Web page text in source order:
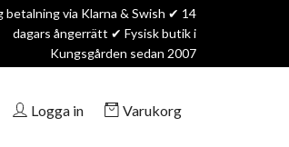
betalning via Klarna & Swish ✔ 14
dagars ångerrätt ✔ Fysisk butik i
Kungsgården sedan 2007
Logga in Varukorg